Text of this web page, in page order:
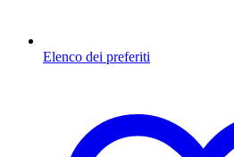
Elenco dei preferiti